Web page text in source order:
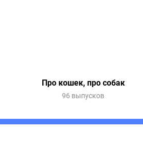
Про кошек, про собак
96 выпусков